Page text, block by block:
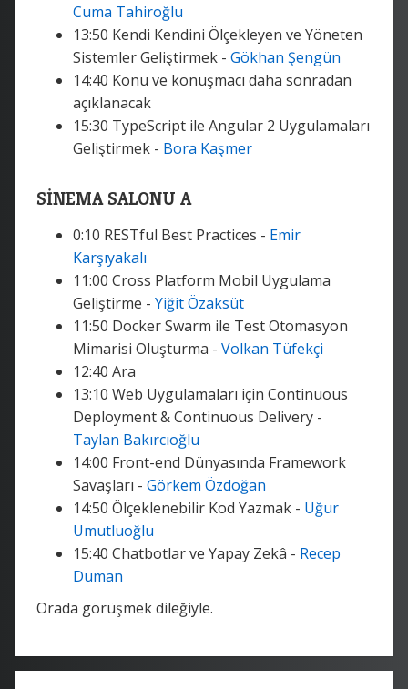
Cuma Tahiroğlu
13:50 Kendi Kendini Ölçekleyen ve Yöneten
Sistemler Geliştirmek - Gökhan Şengün
14:40 Konu ve konuşmacı daha sonradan
açıklanacak
15:30 TypeScript ile Angular 2 Uygulamaları
Geliştirmek - Bora Kaşmer
SİNEMA SALONU A
0:10 RESTful Best Practices - Emir
Karşıyakalı
11:00 Cross Platform Mobil Uygulama
Geliştirme - Yiğit Özaksüt
11:50 Docker Swarm ile Test Otomasyon
Mimarisi Oluşturma - Volkan Tüfekçi
12:40 Ara
13:10 Web Uygulamaları için Continuous
Deployment & Continuous Delivery -
Taylan Bakırcıoğlu
14:00 Front-end Dünyasında Framework
Savaşları - Görkem Özdoğan
14:50 Ölçeklenebilir Kod Yazmak - Uğur
Umutluoğlu
15:40 Chatbotlar ve Yapay Zekâ - Recep
Duman
Orada görüşmek dileğiyle.